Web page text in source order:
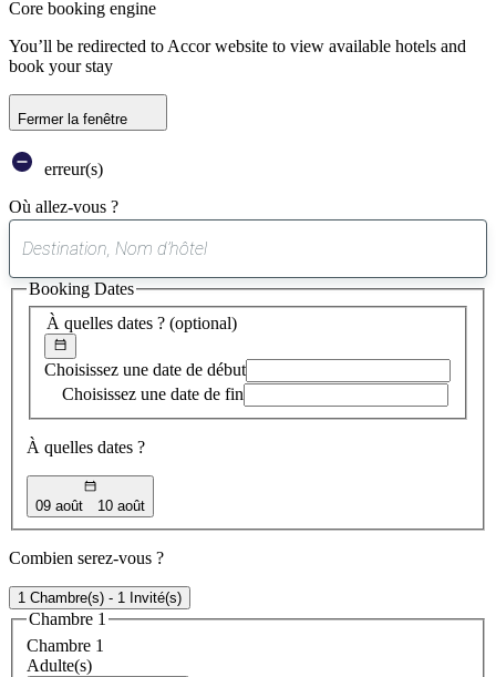
Core booking engine
You’ll be redirected to Accor website to view available hotels and
book your stay
Fermer la fenêtre
erreur(s)
Où allez-vous ?
suggestion
trouvée
À quelles dates ? (optional)
Choisissez une date de début
Choisissez une date de fin
À quelles dates ?
09 août 10 août
Booking Dates
Combien serez-vous ?
1 Chambre(s) - 1 Invité(s)
Chambre 1
Chambre 1
Adulte(s)